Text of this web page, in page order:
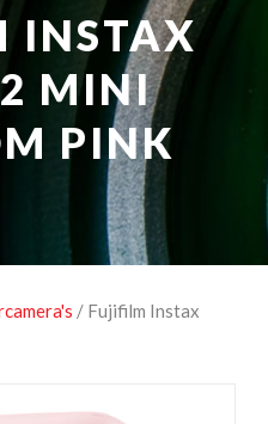
EN ENERGIE
INSTAX
MINI
PINK
/ Fujifilm Instax